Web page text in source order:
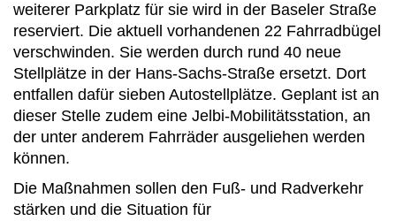
weiterer Parkplatz für sie wird in der Baseler Straße
reserviert. Die aktuell vorhandenen 22 Fahrradbügel
verschwinden. Sie werden durch rund 40 neue
Stellplätze in der Hans-Sachs-Straße ersetzt. Dort
entfallen dafür sieben Autostellplätze. Geplant ist an
dieser Stelle zudem eine Jelbi-Mobilitätsstation, an
der unter anderem Fahrräder ausgeliehen werden
können.
Die Maßnahmen sollen den Fuß- und Radverkehr
stärken und die Situation für